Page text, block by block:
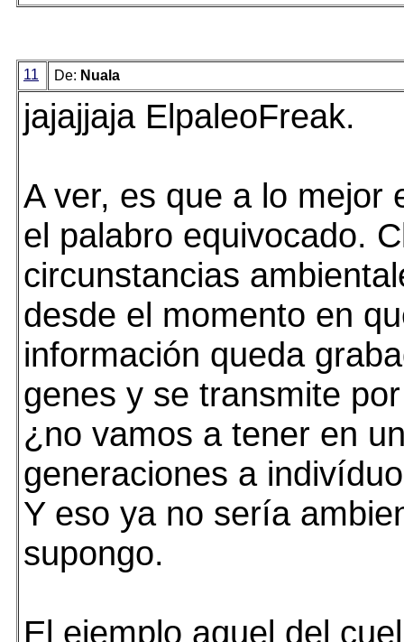
11 De: Nuala
jajajjaja ElpaleoFreak.
A ver, es que a lo mejor
el palabro equivocado.
circunstancias
desde el momento en
información queda
genes y se transmite
¿no vamos a tener en
generaciones a
Y eso ya no sería
supongo.
El ejemplo aquel del